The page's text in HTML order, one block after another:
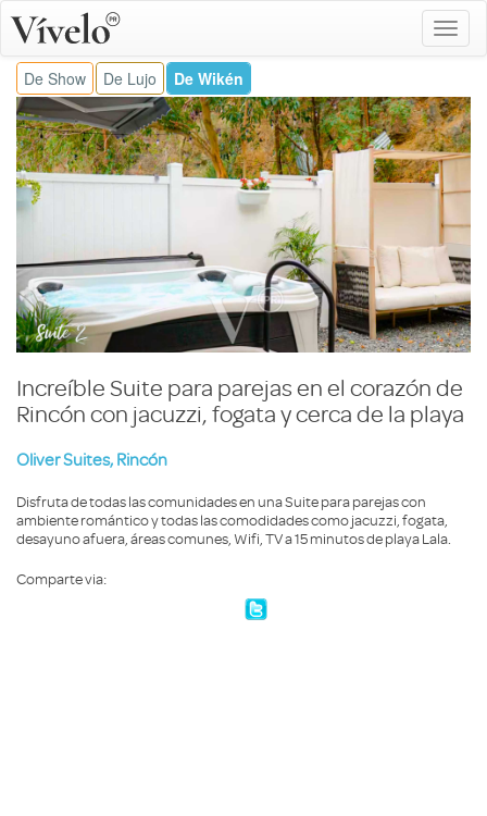
De Show De Lujo De Wikén
Increíble Suite para parejas en el corazón de
Rincón con jacuzzi, fogata y cerca de la playa
Oliver Suites, Rincón
Disfruta de todas las comunidades en una Suite para parejas con
ambiente romántico y todas las comodidades como jacuzzi, fogata,
desayuno afuera, áreas comunes, Wifi, TV a 15 minutos de playa Lala.
Comparte via: